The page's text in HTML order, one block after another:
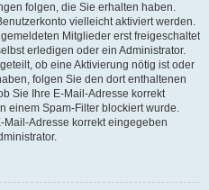
folgen, die Sie erhalten haben.
vielleicht aktiviert werden.
Mitglieder erst freigeschaltet
erledigen oder ein Administrator.
ob eine Aktivierung nötig ist oder
folgen Sie den dort enthaltenen
Sie Ihre E-Mail-Adresse korrekt
einem Spam-Filter blockiert wurde.
Adresse korrekt eingegeben